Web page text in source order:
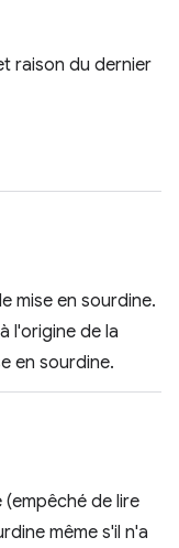
raison du dernier
mise en sourdine.
l'origine de la
en sourdine.
(empêché de lire
même s'il n'a